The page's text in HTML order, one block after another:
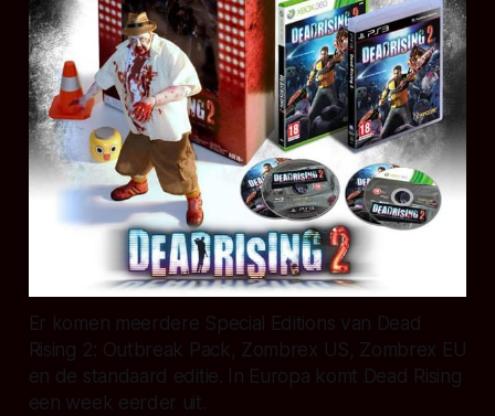
Er komen meerdere Special Editions van Dead
Rising 2: Outbreak Pack, Zombrex US, Zombrex EU
en de standaard editie. In Europa komt Dead Rising
een week eerder uit.